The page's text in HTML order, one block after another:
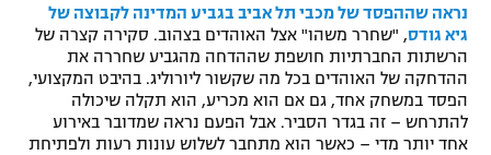
תקנון עבור פעילות אלקטרה
תקנון עבור פעילות ספורט 1 – "מרלן"
גיימינג E-Sports
תנאי שימוש
פוטבול אמריקאי NFL
בייסבול MLB
ספורט אתגרי ואקסטרים
נראה שההפסד של מכבי תל אביב בגביע המדינה לקבוצה של
גיא גודס, "שחרר משהו" אצל האוהדים בצהוב. סקירה קצרה של
הרשתות החברתיות חושפת שההדחה מהגביע שחררה את
ההדחקה של האוהדים בכל מה שקשור ליורוליג. בהיבט המקצועי,
הפסד במשחק אחד, גם אם הוא מכריע, הוא תקלה שיכולה
להתרחש – זה בגדר הסביר. אבל הפעם נראה שמדובר באירוע
אחד יותר מדי – כאשר הוא מתחבר לשלוש עונות רעות ולפתיחת